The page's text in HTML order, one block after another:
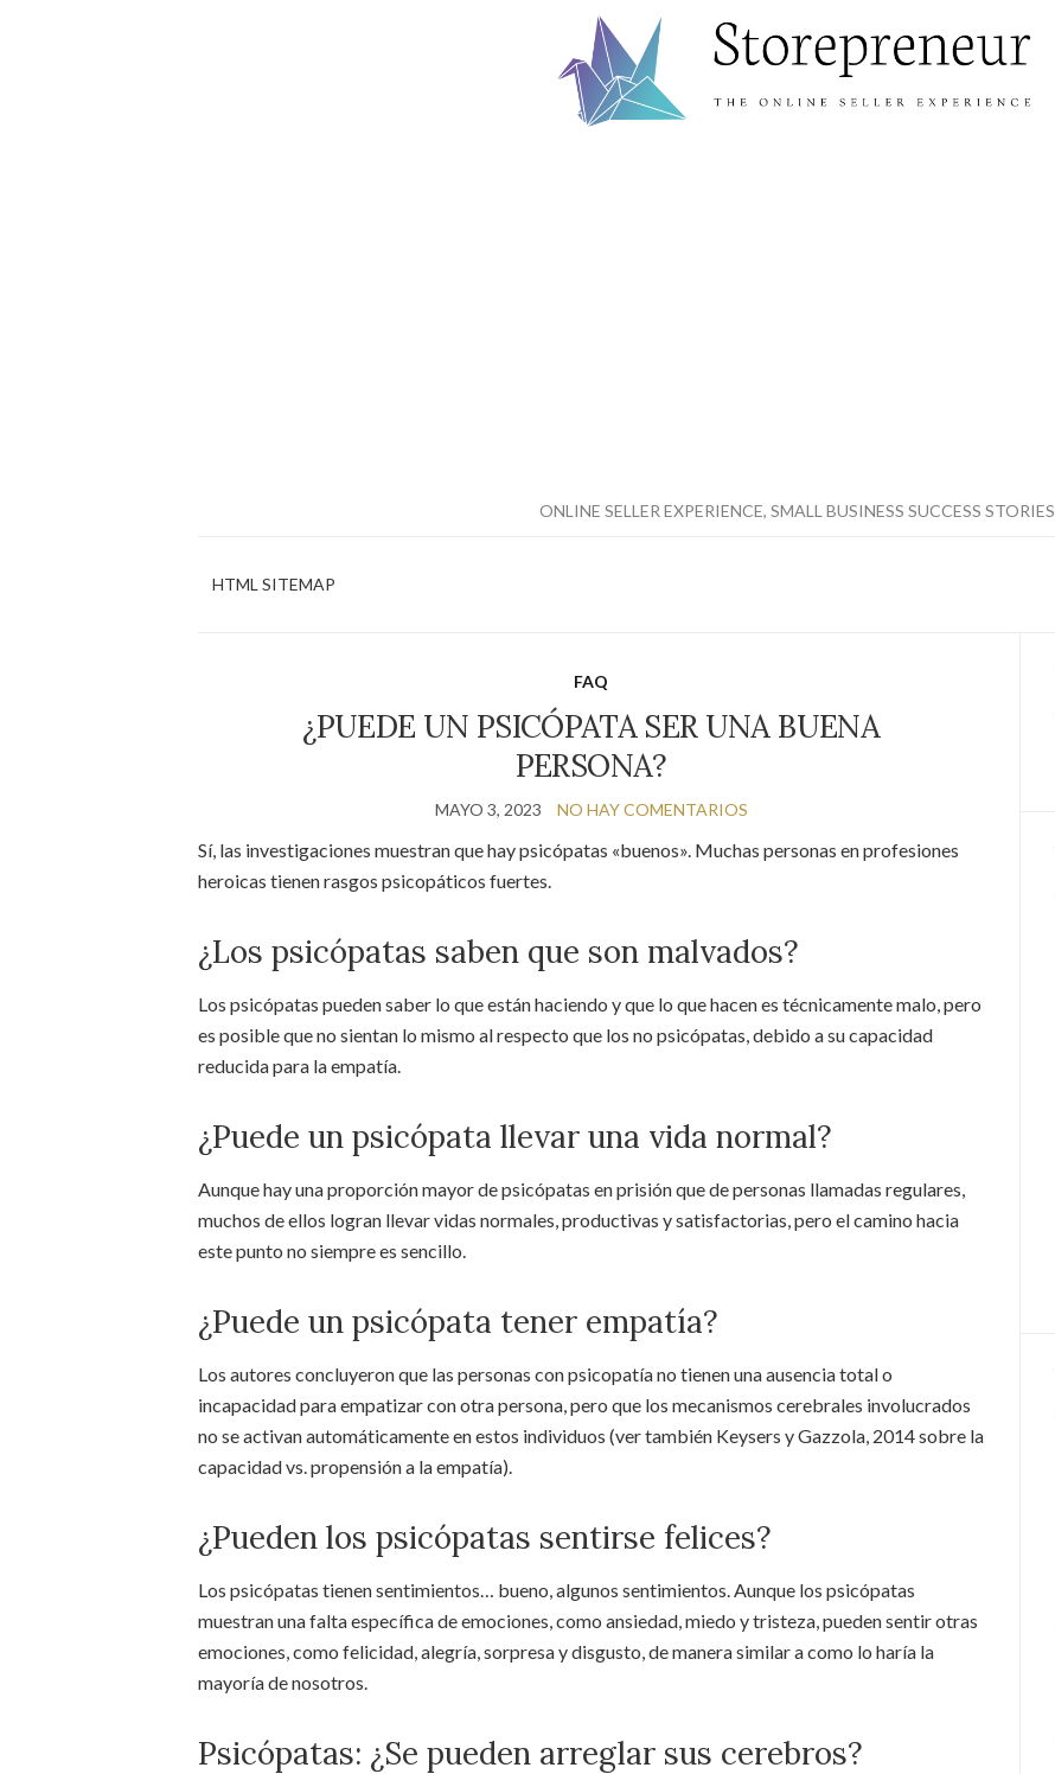
ONLINE SELLER EXPERIENCE, SMALL BUSINESS SUCCESS STORIES
HTML SITEMAP
FAQ
¿PUEDE UN PSICÓPATA SER UNA BUENA
PERSONA?
MAYO 3, 2023 NO HAY COMENTARIOS
Sí, las investigaciones muestran que hay psicópatas «buenos». Muchas personas en profesiones
heroicas tienen rasgos psicopáticos fuertes.
¿Los psicópatas saben que son malvados?
Los psicópatas pueden saber lo que están haciendo y que lo que hacen es técnicamente malo, pero
es posible que no sientan lo mismo al respecto que los no psicópatas, debido a su capacidad
reducida para la empatía.
¿Puede un psicópata llevar una vida normal?
Aunque hay una proporción mayor de psicópatas en prisión que de personas llamadas regulares,
muchos de ellos logran llevar vidas normales, productivas y satisfactorias, pero el camino hacia
este punto no siempre es sencillo.
¿Puede un psicópata tener empatía?
Los autores concluyeron que las personas con psicopatía no tienen una ausencia total o
incapacidad para empatizar con otra persona, pero que los mecanismos cerebrales involucrados
no se activan automáticamente en estos individuos (ver también Keysers y Gazzola, 2014 sobre la
capacidad vs. propensión a la empatía).
¿Pueden los psicópatas sentirse felices?
Los psicópatas tienen sentimientos… bueno, algunos sentimientos. Aunque los psicópatas
muestran una falta específica de emociones, como ansiedad, miedo y tristeza, pueden sentir otras
emociones, como felicidad, alegría, sorpresa y disgusto, de manera similar a como lo haría la
mayoría de nosotros.
Psicópatas: ¿Se pueden arreglar sus cerebros?